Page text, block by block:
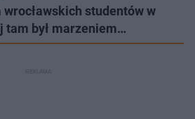
studentów w
tam był marzeniem…